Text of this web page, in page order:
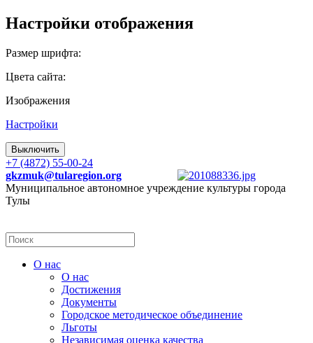
Настройки отображения
Размер шрифта:
Цвета сайта:
Изображения
Настройки
Выключить
+7 (4872) 55-00-24
gkzmuk@tularegion.org
Муниципальное автономное учреждение культуры города
Тулы
О нас
О нас
Достижения
Документы
Городское методическое объединение
Льготы
Независимая оценка качества